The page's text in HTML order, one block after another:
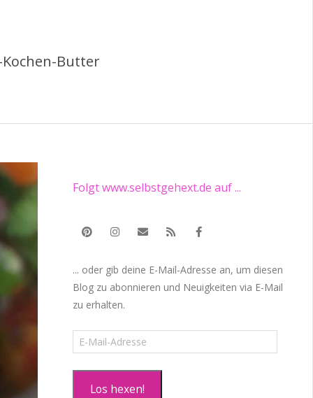
Butter
Folgt www.selbstgehext.de auf ...
... oder gib deine E-Mail-Adresse an, um diesen
Blog zu abonnieren und Neuigkeiten via E-Mail
zu erhalten.
E-
Mail-
Los hexen!